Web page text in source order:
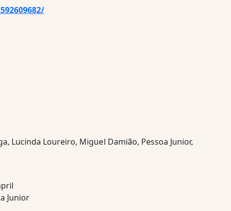
Lucinda Loureiro, Miguel Damião, Pessoa Junior,
Junior